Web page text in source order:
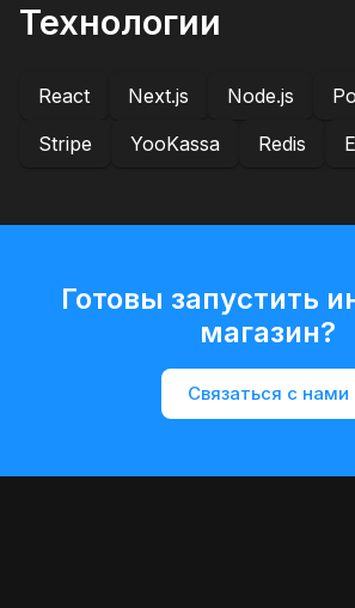
Технологии
React Next.js Node.js
Stripe
YooKassa Redis
Готовы запустить
магазин?
Связаться с нами